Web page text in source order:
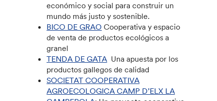
económico y social para construir un
mundo más justo y sostenible.
BICO DE GRAO Cooperativa y espacio
de venta de productos ecológicos a
granel
TENDA DE GATA Una apuesta por los
productos gallegos de calidad
SOCIETAT COOPERATIVA
AGROECOLOGICA CAMP D’ELX LA